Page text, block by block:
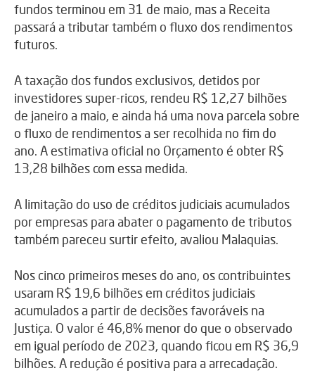
fundos terminou em 31 de maio, mas a Receita
passará a tributar também o fluxo dos rendimentos
futuros.
A taxação dos fundos exclusivos, detidos por
investidores super-ricos, rendeu R$ 12,27 bilhões
de janeiro a maio, e ainda há uma nova parcela sobre
o fluxo de rendimentos a ser recolhida no fim do
ano. A estimativa oficial no Orçamento é obter R$
13,28 bilhões com essa medida.
A limitação do uso de créditos judiciais acumulados
por empresas para abater o pagamento de tributos
também pareceu surtir efeito, avaliou Malaquias.
Nos cinco primeiros meses do ano, os contribuintes
usaram R$ 19,6 bilhões em créditos judiciais
acumulados a partir de decisões favoráveis na
Justiça. O valor é 46,8% menor do que o observado
em igual período de 2023, quando ficou em R$ 36,9
bilhões. A redução é positiva para a arrecadação.